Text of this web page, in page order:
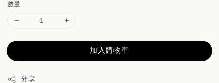
數量
加入購物車
分享